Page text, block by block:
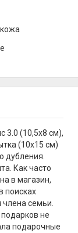
3.0 (10,5х8 см),
(10х15 см)
дубления.
Как часто
в магазин,
поисках
члена семьи.
не
подарочные